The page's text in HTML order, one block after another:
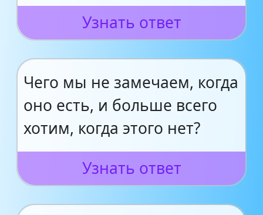
Узнать ответ
Чего мы не замечаем, когда
оно есть, и больше всего
хотим, когда этого нет?
Узнать ответ